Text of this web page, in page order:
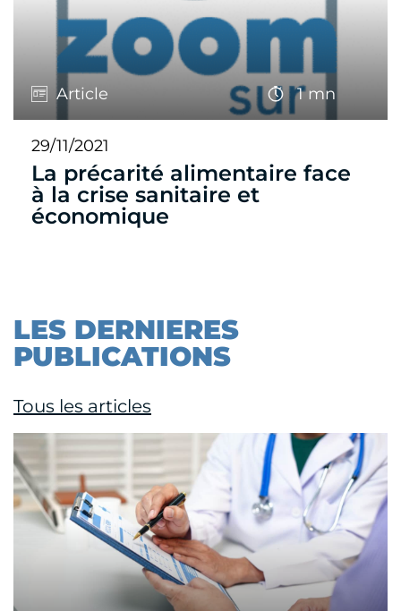
Article 1 mn
29/11/2021
La précarité alimentaire face
à la crise sanitaire et
économique
LES DERNIERES
PUBLICATIONS
Tous les articles